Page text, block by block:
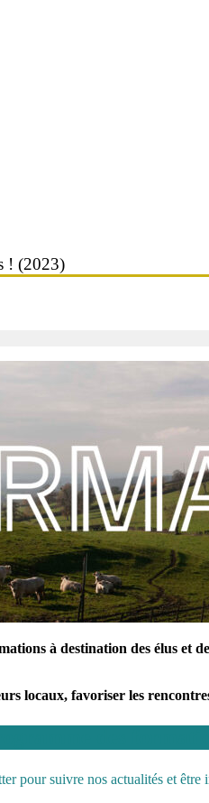
! (2023)
à destination des élus et
locaux, favoriser les
pour suivre nos actualités et